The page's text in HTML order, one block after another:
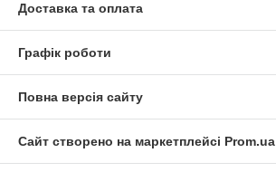
Доставка та оплата
Графік роботи
Повна версія сайту
Сайт створено на маркетплейсі Prom.ua